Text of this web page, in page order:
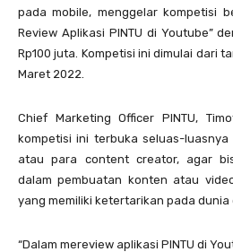
pada mobile, menggelar kompetisi
Review Aplikasi PINTU di Youtube”
Rp100 juta. Kompetisi ini dimulai dari
Maret 2022.
Chief Marketing Officer PINTU,
kompetisi ini terbuka seluas-
atau para content creator, agar
dalam pembuatan konten atau
yang memiliki ketertarikan pada dunia
“Dalam mereview aplikasi PINTU di